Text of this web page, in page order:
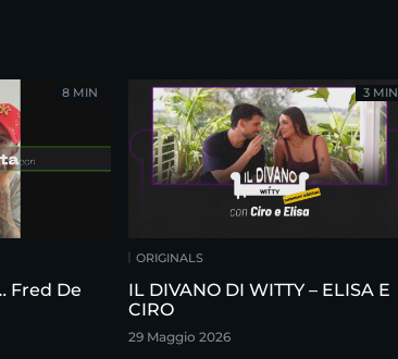
Fred De
8 MIN
ORIGINALS
IL DIVANO DI WITTY – ELISA E
CIRO
29 Maggio 2026
3 MIN